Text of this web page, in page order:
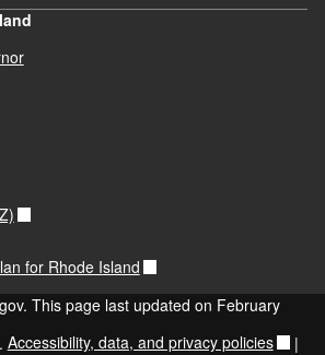
for Rhode Island
This page last updated on February
Accessibility, data, and privacy policies |